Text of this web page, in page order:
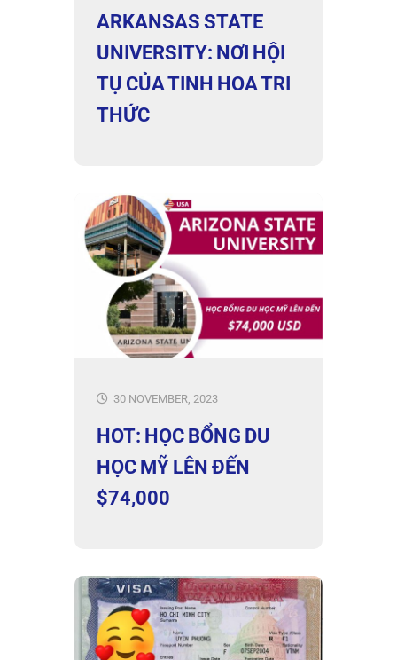
ARKANSAS STATE
UNIVERSITY: NƠI HỘI
TỤ CỦA TINH HOA TRI
THỨC
30 NOVEMBER, 2023
HOT: HỌC BỔNG DU
HỌC MỸ LÊN ĐẾN
$74,000